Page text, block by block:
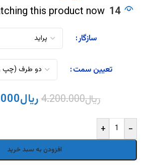
DigiArzanSara
DigiArzanSara
DigiArzanSara
14
this product now!
سازگار
تعیین سمت
ریال4.200.000ریال
-
+
افزودن به سبد خرید